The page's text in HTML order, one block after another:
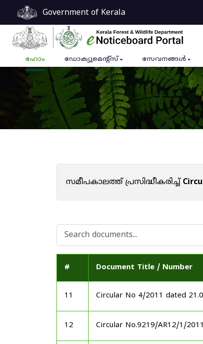
Government of Kerala
ഹോം ഡോക്യുമെൻ്റ്സ് സേവനങ്ങൾ
സമീപകാലത്ത് പ്രസിദ്ധീകരിച്ച്
# Document Title / Number
11 Circular No 4/2011 dated
12 Circular No.9219/AR12/1/